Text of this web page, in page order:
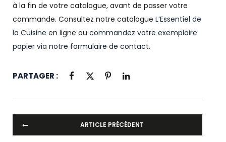
à la fin de votre catalogue, avant de passer votre
commande. Consultez notre catalogue L’Essentiel de
la Cuisine en ligne ou commandez votre exemplaire
papier via notre formulaire de contact.
PARTAGER :
ARTICLE PRÉCÉDENT